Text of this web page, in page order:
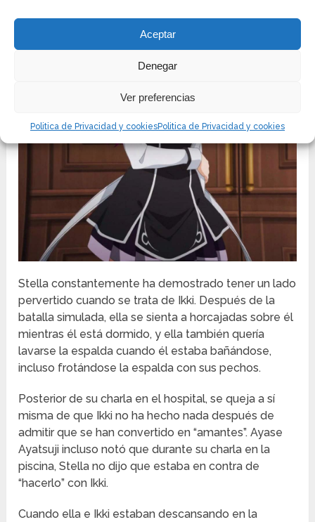
Aceptar
Denegar
Ver preferencias
Politica de Privacidad y cookiesPolitica de Privacidad y cookies
Stella constantemente ha demostrado tener un lado
pervertido cuando se trata de Ikki. Después de la
batalla simulada, ella se sienta a horcajadas sobre él
mientras él está dormido, y ella también quería
lavarse la espalda cuando él estaba bañándose,
incluso frotándose la espalda con sus pechos.
Posterior de su charla en el hospital, se queja a sí
misma de que Ikki no ha hecho nada después de
admitir que se han convertido en “amantes”. Ayase
Ayatsuji incluso notó que durante su charla en la
piscina, Stella no dijo que estaba en contra de
“hacerlo” con Ikki.
Cuando ella e Ikki estaban descansando en la